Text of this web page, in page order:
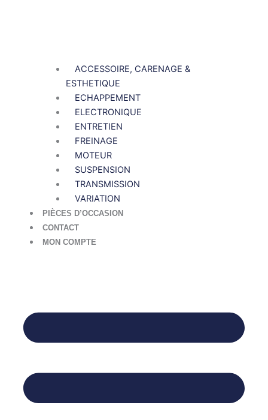
ACCESSOIRE, CARENAGE &
ESTHETIQUE
ECHAPPEMENT
ELECTRONIQUE
ENTRETIEN
FREINAGE
MOTEUR
SUSPENSION
TRANSMISSION
VARIATION
PIÈCES D’OCCASION
CONTACT
MON COMPTE